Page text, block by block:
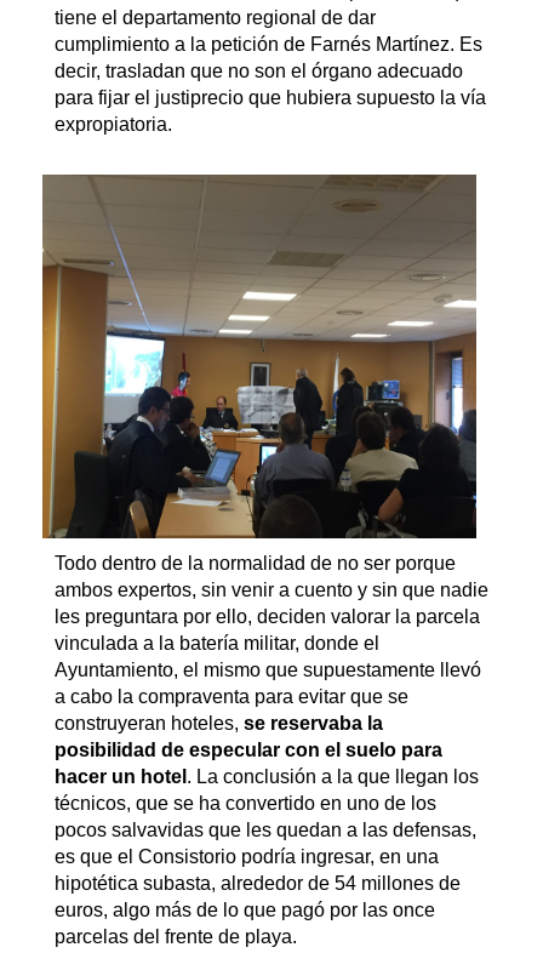
tiene el departamento regional de dar
cumplimiento a la petición de Farnés Martínez. Es
decir, trasladan que no son el órgano adecuado
para fijar el justiprecio que hubiera supuesto la vía
expropiatoria.
Todo dentro de la normalidad de no ser porque
ambos expertos, sin venir a cuento y sin que nadie
les preguntara por ello, deciden valorar la parcela
vinculada a la batería militar, donde el
Ayuntamiento, el mismo que supuestamente llevó
a cabo la compraventa para evitar que se
construyeran hoteles, se reservaba la
posibilidad de especular con el suelo para
hacer un hotel . La conclusión a la que llegan los
técnicos, que se ha convertido en uno de los
pocos salvavidas que les quedan a las defensas,
es que el Consistorio podría ingresar, en una
hipotética subasta, alrededor de 54 millones de
euros, algo más de lo que pagó por las once
parcelas del frente de playa.